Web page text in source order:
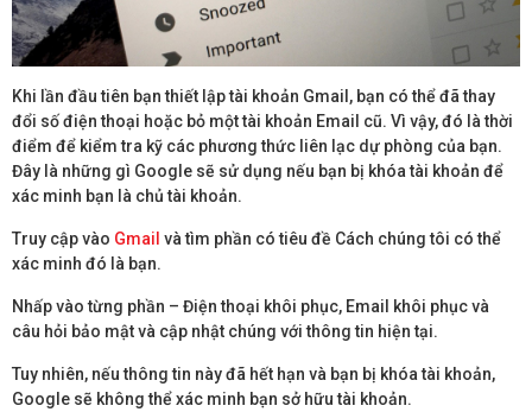
Khi lần đầu tiên bạn thiết lập tài khoản Gmail, bạn có thể đã thay
đổi số điện thoại hoặc bỏ một tài khoản Email cũ. Vì vậy, đó là thời
điểm để kiểm tra kỹ các phương thức liên lạc dự phòng của bạn.
Đây là những gì Google sẽ sử dụng nếu bạn bị khóa tài khoản để
xác minh bạn là chủ tài khoản.
Truy cập vào Gmail và tìm phần có tiêu đề Cách chúng tôi có thể
xác minh đó là bạn.
Nhấp vào từng phần – Điện thoại khôi phục, Email khôi phục và
câu hỏi bảo mật và cập nhật chúng với thông tin hiện tại.
Tuy nhiên, nếu thông tin này đã hết hạn và bạn bị khóa tài khoản,
Google sẽ không thể xác minh bạn sở hữu tài khoản.